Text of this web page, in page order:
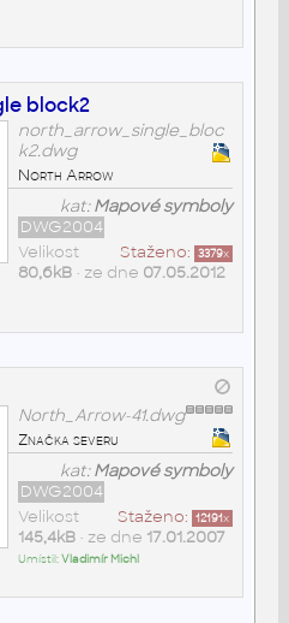
block2
north_arrow_single_bloc
k2.dwg
North Arrow
kat:Mapové symboly
DWG2004
Staženo: 3379x
Velikost
80,6kB• ze dne 07.05.2012
North_Arrow-41.dwg
Značka severu
kat:Mapové symboly
DWG2004
Staženo: 12191x
Velikost
145,4kB• ze dne 17.01.2007
Umístil:Vladimír Michl